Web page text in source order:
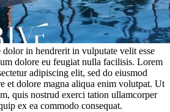
in hendrerit in vulputate velit esse
dolore eu feugiat nulla facilisis. Lorem
adipiscing elit, sed do eiusmod
et dolore magna aliqua enim volutpat. Ut
quis nostrud exerci tation ullamcorper
ex ea commodo consequat.